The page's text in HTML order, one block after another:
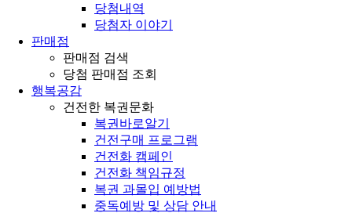
당첨내역
당첨자 이야기
판매점
판매점 검색
당첨 판매점 조회
행복공감
건전한 복권문화
복권바로알기
건전구매 프로그램
건전화 캠페인
건전화 책임규정
복권 과몰입 예방법
중독예방 및 상담 안내